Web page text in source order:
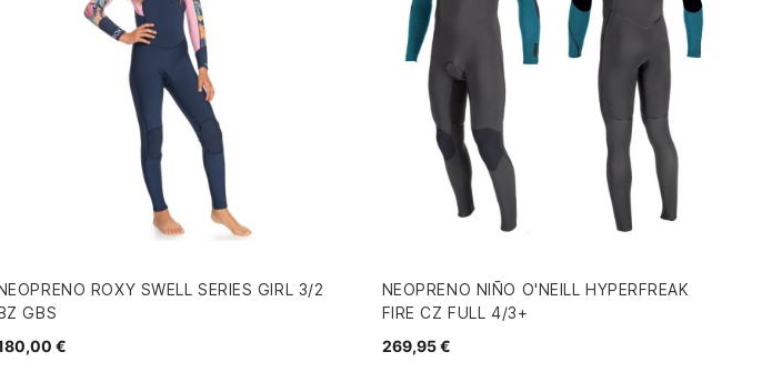
ROXY SWELL SERIES GIRL 3/2
GBS
€
NEOPRENO NIÑO O'NEILL HYPERFREAK
FIRE CZ FULL 4/3+
269,95 €